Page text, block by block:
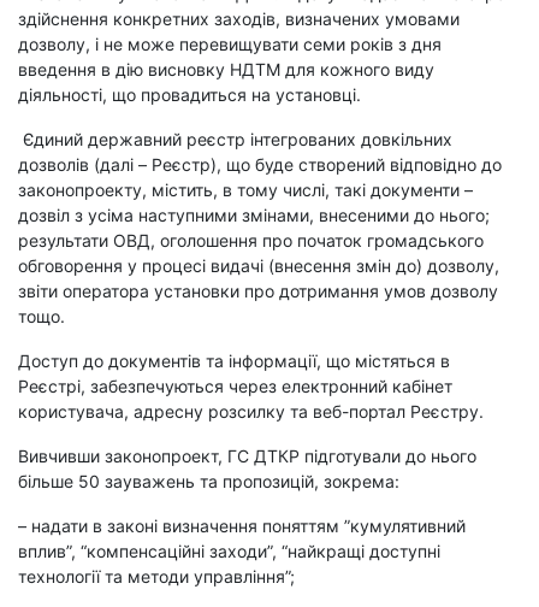
здійснення конкретних заходів, визначених умовами
дозволу, і не може перевищувати семи років з дня
введення в дію висновку НДТМ для кожного виду
діяльності, що провадиться на установці.
Єдиний державний реєстр інтегрованих довкільних
дозволів (далі – Реєстр), що буде створений відповідно до
законопроекту, містить, в тому числі, такі документи –
дозвіл з усіма наступними змінами, внесеними до нього;
результати ОВД, оголошення про початок громадського
обговорення у процесі видачі (внесення змін до) дозволу,
звіти оператора установки про дотримання умов дозволу
тощо.
Доступ до документів та інформації, що містяться в
Реєстрі, забезпечуються через електронний кабінет
користувача, адресну розсилку та веб-портал Реєстру.
Вивчивши законопроект, ГС ДТКР підготували до нього
більше 50 зауважень та пропозицій, зокрема:
– надати в законі визначення поняттям ”кумулятивний
вплив”, “компенсаційні заходи”, “найкращі доступні
технології та методи управління”;